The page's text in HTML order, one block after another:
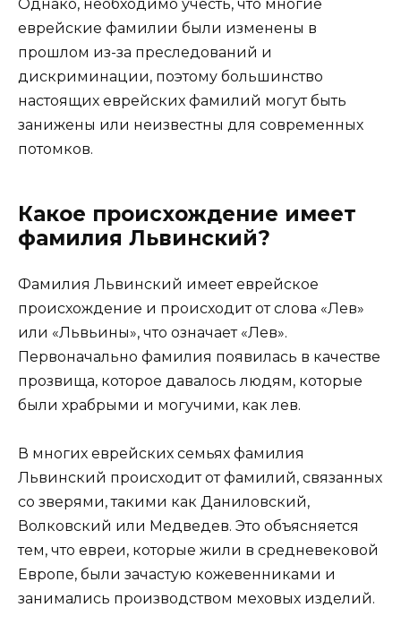
Однако, необходимо учесть, что многие
еврейские фамилии были изменены в
прошлом из-за преследований и
дискриминации, поэтому большинство
настоящих еврейских фамилий могут быть
занижены или неизвестны для современных
потомков.
Какое происхождение имеет
фамилия Львинский?
Фамилия Львинский имеет еврейское
происхождение и происходит от слова «Лев»
или «Львьины», что означает «Лев».
Первоначально фамилия появилась в качестве
прозвища, которое давалось людям, которые
были храбрыми и могучими, как лев.
В многих еврейских семьях фамилия
Львинский происходит от фамилий, связанных
со зверями, такими как Даниловский,
Волковский или Медведев. Это объясняется
тем, что евреи, которые жили в средневековой
Европе, были зачастую кожевенниками и
занимались производством меховых изделий.